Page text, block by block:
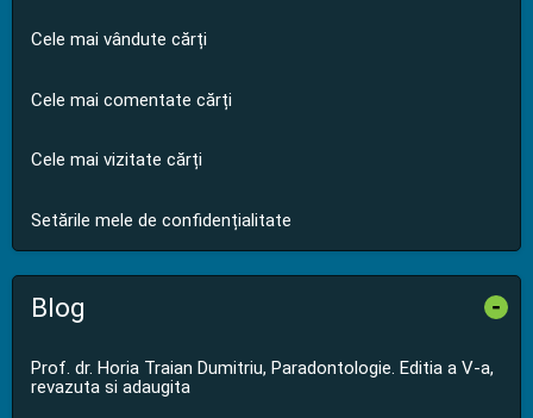
Cele mai vândute cărți
Cele mai comentate cărți
Cele mai vizitate cărți
Setările mele de confidențialitate
Blog -
Prof. dr. Horia Traian Dumitriu, Paradontologie. Editia a V-a,
revazuta si adaugita